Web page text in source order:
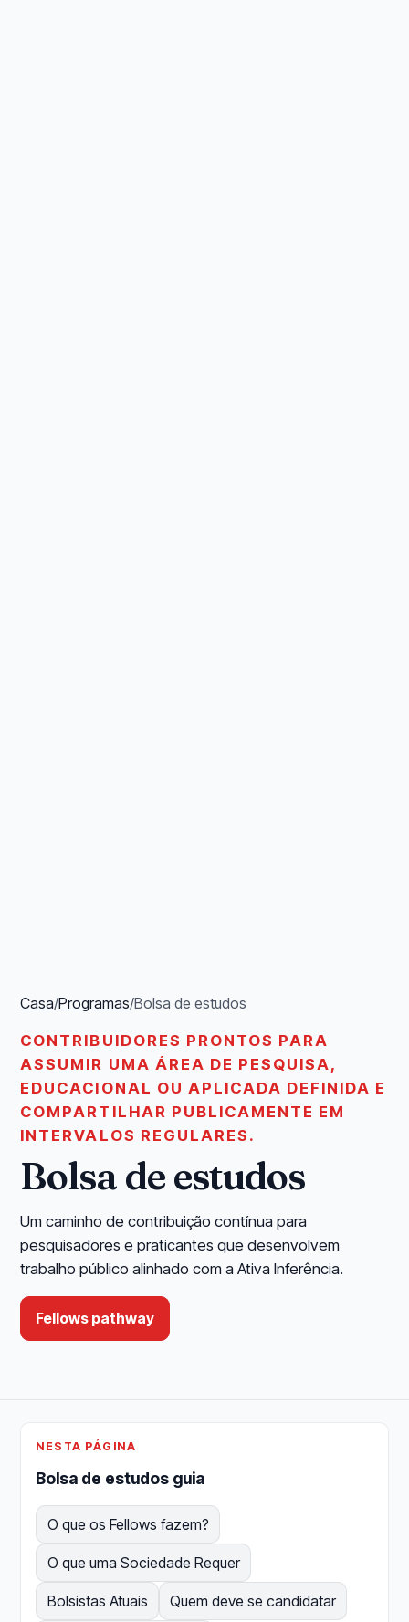
Casa/Programas/Bolsa de estudos
CONTRIBUIDORES PRONTOS PARA
ASSUMIR UMA ÁREA DE PESQUISA,
EDUCACIONAL OU APLICADA DEFINIDA E
COMPARTILHAR PUBLICAMENTE EM
INTERVALOS REGULARES.
Bolsa de estudos
Um caminho de contribuição contínua para
pesquisadores e praticantes que desenvolvem
trabalho público alinhado com a Ativa Inferência.
Fellows pathway
NESTA PÁGINA
Bolsa de estudos guia
O que os Fellows fazem?
O que uma Sociedade Requer
Bolsistas Atuais Quem deve se candidatar